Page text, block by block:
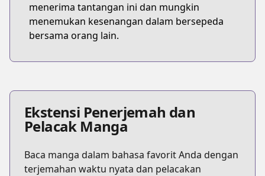
menerima tantangan ini dan mungkin
menemukan kesenangan dalam bersepeda
bersama orang lain.
Ekstensi Penerjemah dan
Pelacak Manga
Baca manga dalam bahasa favorit Anda dengan
terjemahan waktu nyata dan pelacakan